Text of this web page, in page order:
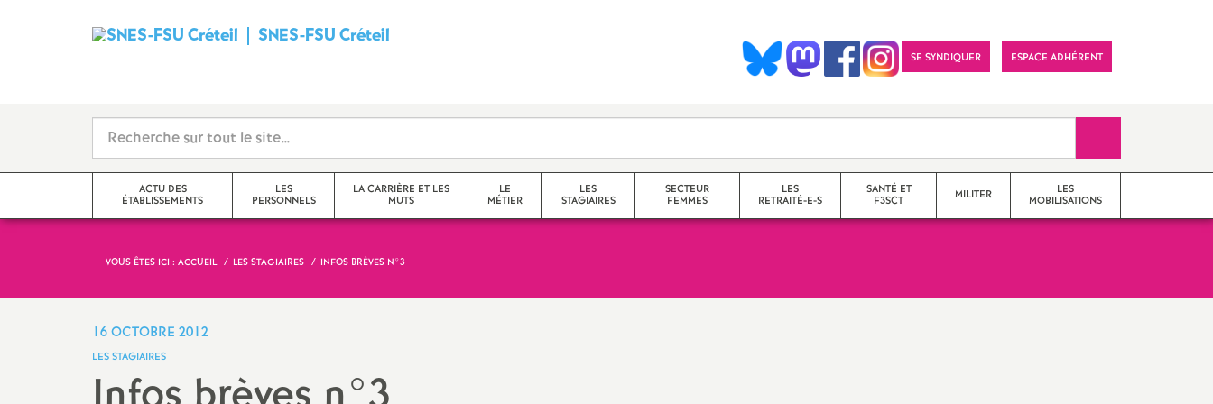
SNES-FSUCréteil
d
i
c
SE SYNDIQUER ESPACE ADHÉRENT
ACTU DES
ÉTABLISSEMENTS
Seine-Saint-Denis
Seine-et-Marne
LES
PERSONNELS
Cpe
Professeur-e-s
documentalistes
LA CARRIÈRE ET LES
MUTS
obligations de service
LE
MÉTIER
LES
STAGIAIRES
SECTEUR
FEMMES
LES
RETRAITÉ-E-S
SANTÉ ET
F3SCT
MILITER
LES
MOBILISATIONS
VOUS ÊTES ICI : ACCUEIL LES STAGIAIRES INFOS BRÈVES N°3
16 OCTOBRE 2012
LES STAGIAIRES